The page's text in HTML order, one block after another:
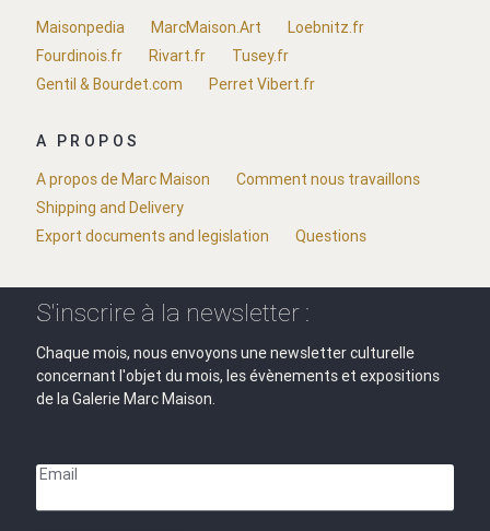
Maisonpedia
MarcMaison.Art
Loebnitz.fr
Fourdinois.fr
Rivart.fr
Tusey.fr
Gentil & Bourdet.com
Perret Vibert.fr
A PROPOS
A propos de Marc Maison
Comment nous travaillons
Shipping and Delivery
Export documents and legislation
Questions
S'inscrire à la newsletter :
Chaque mois, nous envoyons une newsletter culturelle
concernant l'objet du mois, les évènements et expositions
de la Galerie Marc Maison.
Email